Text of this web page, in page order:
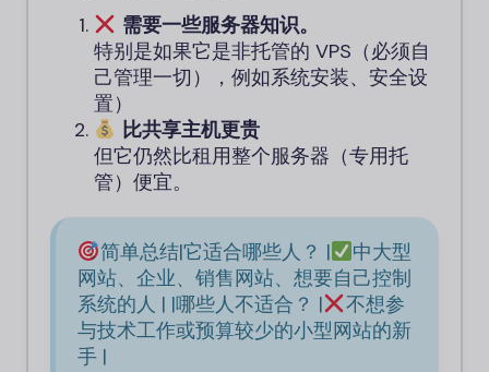
需要一些服务器知识。
特别是如果它是非托管的 VPS（必须自
己管理一切），例如系统安装、安全设
置）
比共享主机更贵
但它仍然比租用整个服务器（专用托
管）便宜。
简单总结|它适合哪些人？ |
中大型
网站、企业、销售网站、想要自己控制
系统的人 | |哪些人不适合？ |
不想参
与技术工作或预算较少的小型网站的新
手 |